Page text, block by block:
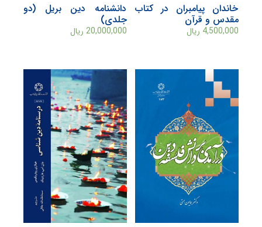
خاندان پيامبران در کتاب
مقدس و قرآن
4,500,000 ریال
دانشنامه دین بریل (دو
جلدی)
20,000,000 ریال